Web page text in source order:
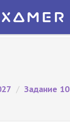
2027
/ Задание 10